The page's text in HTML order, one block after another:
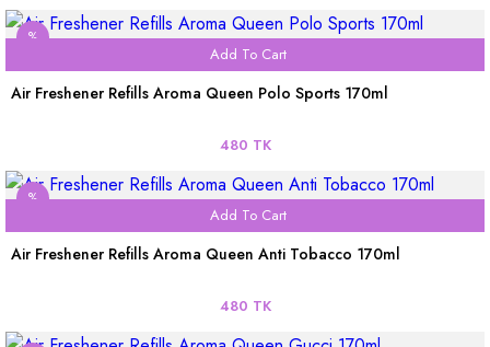
%
Add To Cart
Air Freshener Refills Aroma Queen Polo Sports 170ml
480 TK
%
Add To Cart
Air Freshener Refills Aroma Queen Anti Tobacco 170ml
480 TK